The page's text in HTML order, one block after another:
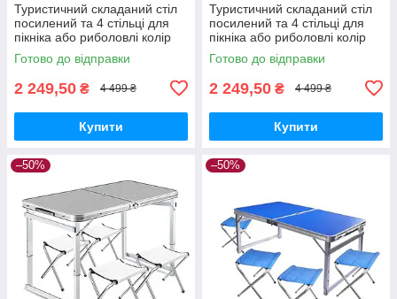
Туристичний складаний стіл
посилений та 4 стільці для
пікніка або риболовлі колір
чорний
Готово до відправки
2 249,50 ₴ 4 499 ₴
Купити
Туристичний складаний стіл
посилений та 4 стільці для
пікніка або риболовлі колір
помаранчевий
Готово до відправки
2 249,50 ₴ 4 499 ₴
Купити
–50% –50%